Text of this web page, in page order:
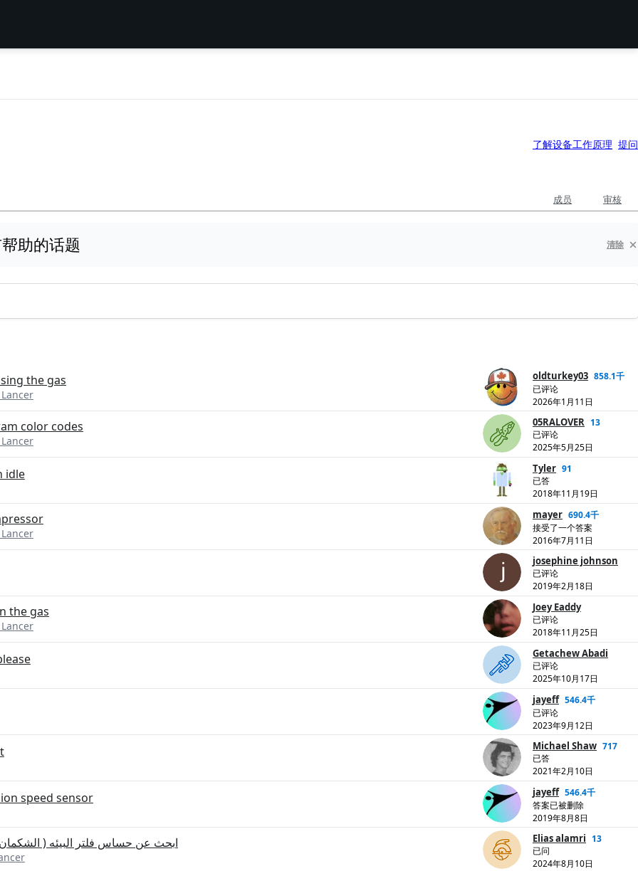
了解设备工作原理 提问
成员 审核
助的话题 清除
the gas oldturkey03 858.1千
已评论
2026年1月11日
color codes 05RALOVER 13
已评论
2025年5月25日
idle Tyler 91
已答
2018年11月19日
mayer 690.4千
接受了一个答案
2016年7月11日
josephine johnson
已评论
2019年2月18日
the gas Joey Eaddy
已评论
2018年11月25日
Getachew Abadi
已评论
2025年10月17日
jayeff 546.4千
已评论
2023年9月12日
Michael Shaw 717
已答
2021年2月10日
speed sensor jayeff 546.4千
答案已被删除
2019年8月8日
ابحث عن حساس فلتر البيئه ( الشكمان ) Elias alamri 13
已问
2024年8月10日